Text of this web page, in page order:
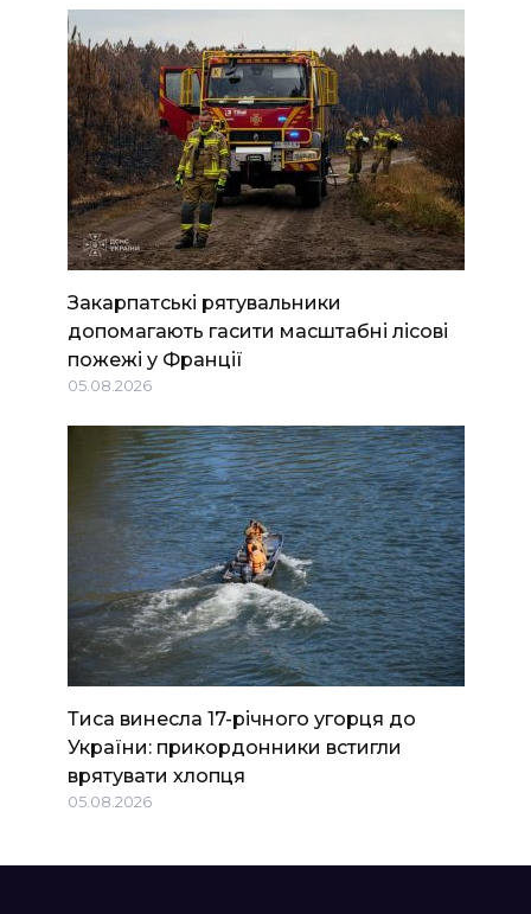
Закарпатські рятувальники
допомагають гасити масштабні лісові
пожежі у Франції
05.08.2026
Тиса винесла 17-річного угорця до
України: прикордонники встигли
врятувати хлопця
05.08.2026